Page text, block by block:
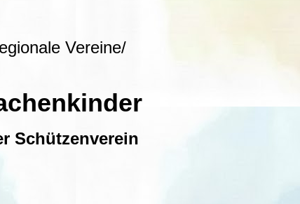
Vereine/
Schützenverein